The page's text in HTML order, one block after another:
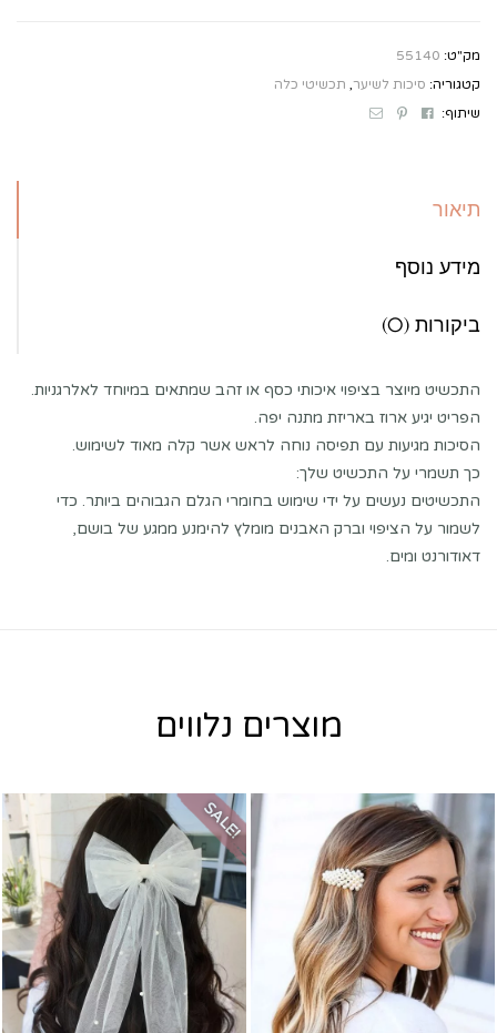
מק"ט: 55140
קטגוריה: סיכות לשיער תכשיטי כלה
שיתוף:
Facebook
Pinterest
Email
תיאור
מידע נוסף
ביקורות (0)
התכשיט מיוצר בציפוי איכותי כסף או זהב שמתאים במיוחד לאלרגניות.
הפריט יגיע ארוז באריזת מתנה יפה.
הסיכות מגיעות עם תפיסה נוחה לראש אשר קלה מאוד לשימוש.
כך תשמרי על התכשיט שלך:
התכשיטים נעשים על ידי שימוש בחומרי הגלם הגבוהים ביותר. כדי
לשמור על הציפוי וברק האבנים מומלץ להימנע ממגע של בושם,
דאודורנט ומים.
מוצרים נלווים
SALE!